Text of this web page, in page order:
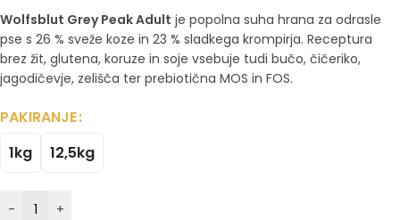
Wolfsblut Grey Peak Adult je popolna suha hrana za odrasle
pse s 26 % sveže koze in 23 % sladkega krompirja. Receptura
brez žit, glutena, koruze in soje vsebuje tudi bučo, čičeriko,
jagodičevje, zelišča ter prebiotična MOS in FOS.
PAKIRANJE
1kg
12,5kg
- +